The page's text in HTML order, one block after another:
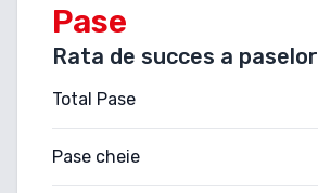
Pase
Rata de succes a paselor
Total Pase
Pase cheie